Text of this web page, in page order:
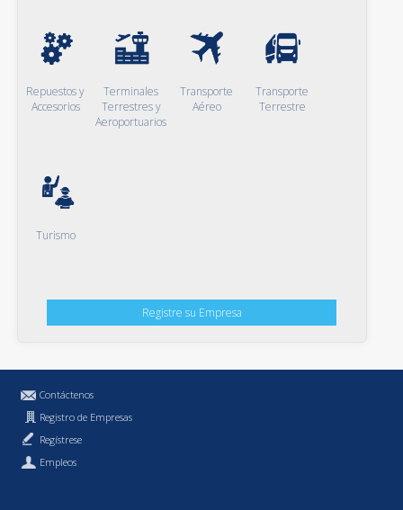
Repuestos y
Accesorios
Terminales
Terrestres y
Aeroportuarios
Transporte
Aéreo
Transporte
Terrestre
Turismo
Registre su Empresa
Contáctenos
Registro de Empresas
Regístrese
Empleos